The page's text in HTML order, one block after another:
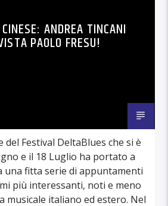
ANDREA TINCANI
PAOLO FRESU!
del Festival DeltaBlues che si è
e il 18 Luglio ha portato a
una fitta serie di appuntamenti
più interessanti, noti e meno
musicale italiano ed estero. Nel